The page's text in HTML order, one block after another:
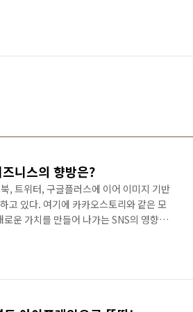
니스의 향방은?
, 트위터, 구글플러스에 이어 이미지 기반
고 있다. 여기에 카카오스토리와 같은 모
운 가치를 만들어 나가는 SNS의 영향력
등의 거대 SNS는 일개 서비스라고 부르
이스북, 트위터, 구글플러스를 중심으로